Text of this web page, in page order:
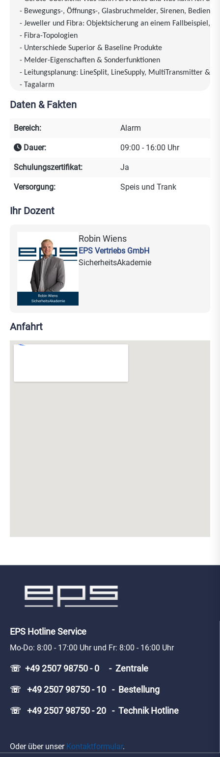
- Bewegungs-, Öffnungs-, Glasbruchmelder, Sirenen,
- Jeweller und Fibra: Objektsicherung an einem Fallbeispiel,
- Fibra-Topologien
- Unterschiede Superior & Baseline Produkte
- Melder-Eigenschaften & Sonderfunktionen
- Leitungsplanung: LineSplit, LineSupply, MultiTransmitter &
- Tagalarm
- Ausblick: Ajax-Ready Produkte
- Apps: Schwarze & Weiße App, Pro Desktop: Vorteile pro
- Verstehen der Ajax-Systemarchitektur
- Leitstellenaufschaltung: Schnell und einfach
- AJAX Outdoor Melder
Daten & Fakten
Bereich: Alarm
Dauer: 09:00 - 16:00 Uhr
Schulungszertifikat: Ja
Versorgung: Speis und Trank
Ihr Dozent
Robin Wiens
EPS Vertriebs GmbH
SicherheitsAkademie
Anfahrt
EPS Hotline Service
Mo-Do: 8:00 - 17:00 Uhr und Fr: 8:00 - 16:00 Uhr
☏ +49 2507 98750 - 0 - Zentrale
☏ +49 2507 98750 - 10 - Bestellung
☏ +49 2507 98750 - 20 - Technik Hotline
Oder über unser Kontaktformular.